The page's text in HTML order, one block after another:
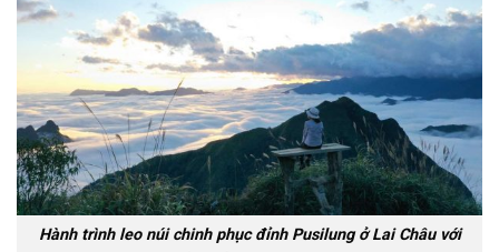
Hành trình leo núi chinh phục đỉnh Pusilung ở Lai Châu với